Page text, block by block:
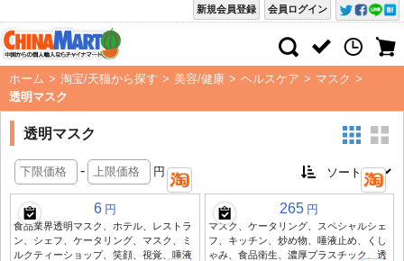
会員ログイン
新規会員登録
ホーム > 淘宝/天猫から探す > 美容/健康 > ヘルスケア > マスク >
透明マスク
透明マスク
- 円
6 円
食品業界透明マスク、ホテル、レストラ
ン、シェフ、ケータリング、マスク、ミ
ルクティーショップ、笑顔、視覚、唾液
265 円
マスク、ケータリング、スペシャルシェ
フ、キッチン、炒め物、唾液止め、くし
ゃみ、食品衛生、濃厚プラスチック、透